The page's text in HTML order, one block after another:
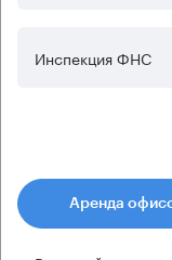
Инспекция ФНС
Аренда